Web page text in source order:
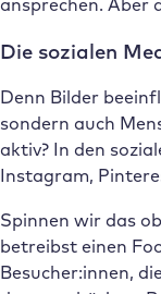
ansprechen. Aber
Die sozialen
Denn Bilder
sondern auch
aktiv? In den
Instagram,
Spinnen wir das
betreibst einen
Besucher:innen,